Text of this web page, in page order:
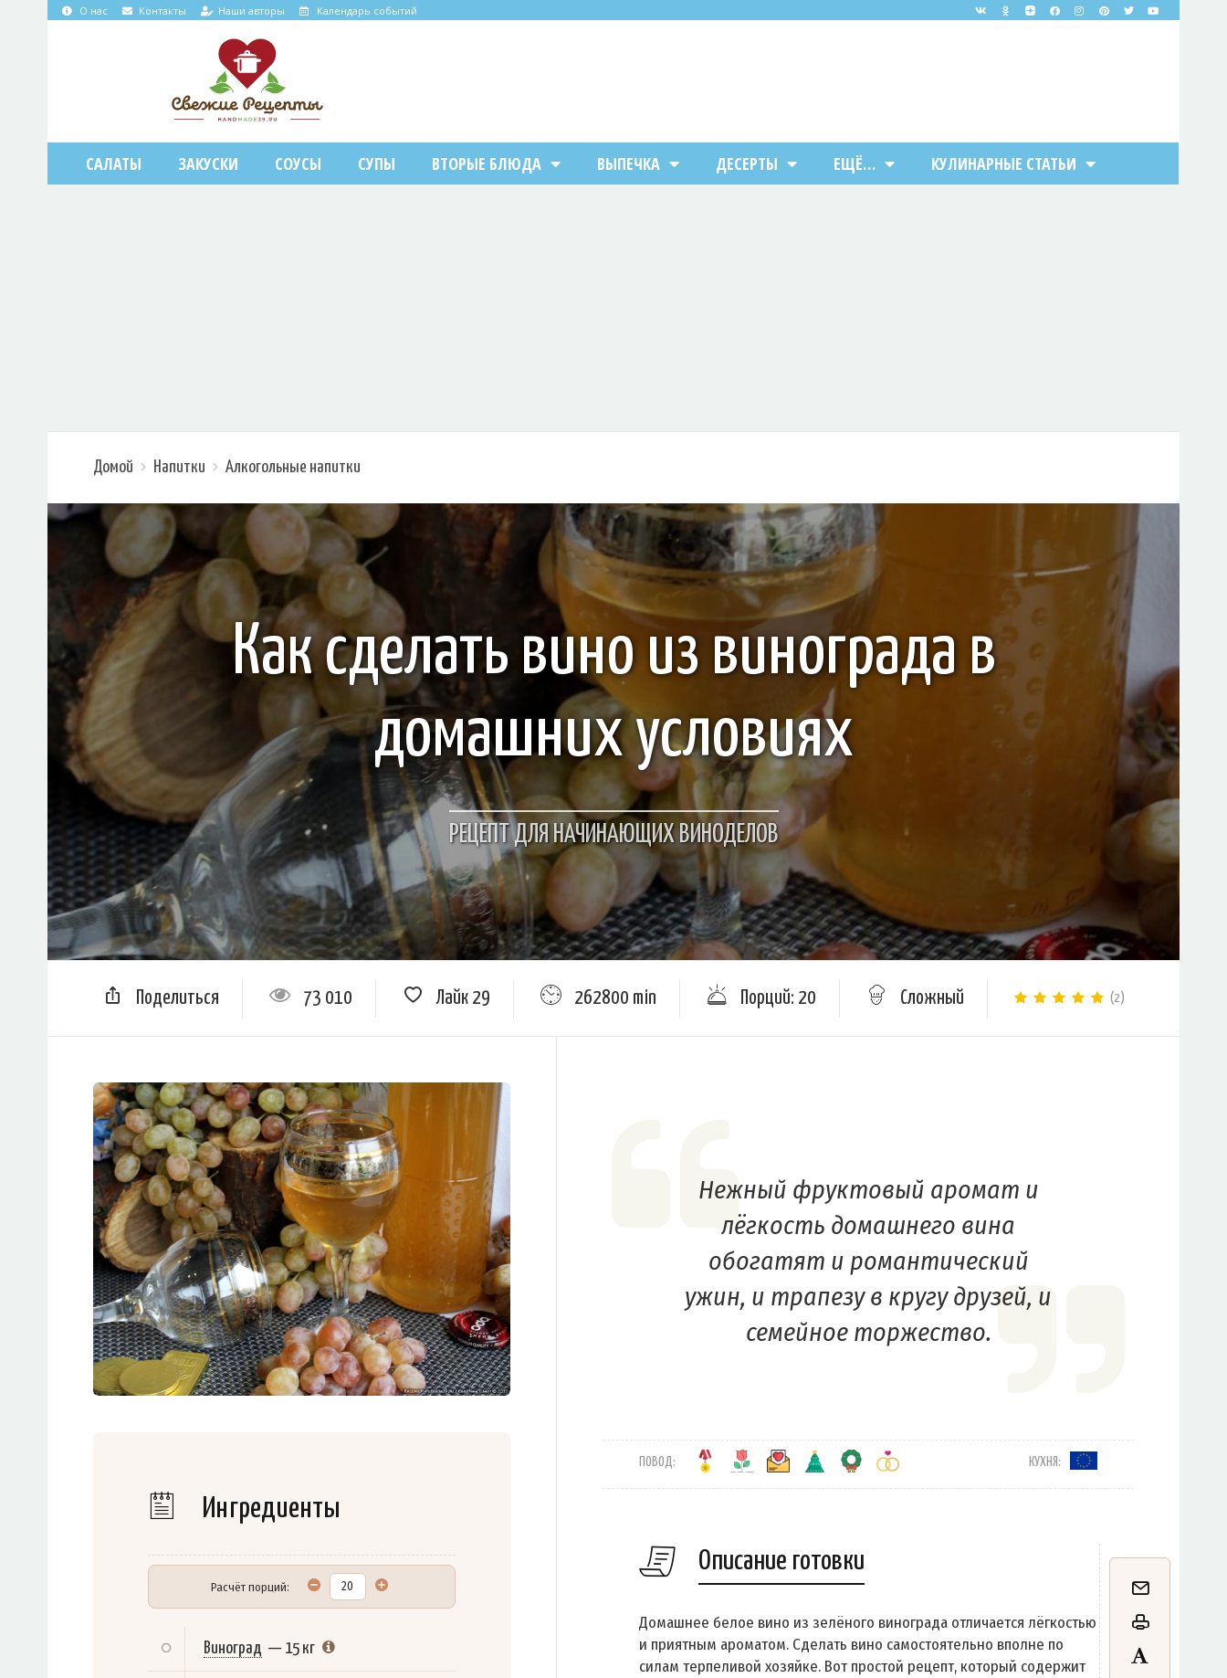
О нас Контакты Наши авторы Календарь событий
САЛАТЫ ЗАКУСКИ СОУСЫ СУПЫ ВТОРЫЕ БЛЮДА ВЫПЕЧКА ДЕСЕРТЫ ЕЩЁ… КУЛИНАРНЫЕ СТАТЬИ
Домой Напитки Алкогольные напитки
Как сделать вино из винограда в
домашних условиях
РЕЦЕПТ ДЛЯ НАЧИНАЮЩИХ ВИНОДЕЛОВ
Поделиться 73 010 Лайк 29 262800 min Порций: 20 Сложный (2)
Ингредиенты
Расчёт порций:
Виноград — 15 кг
Нежный фруктовый аромат и
лёгкость домашнего вина
обогатят и романтический
ужин, и трапезу в кругу друзей, и
семейное торжество.
ПОВОД: КУХНЯ:
Описание готовки
Домашнее белое вино из зелёного винограда отличается лёгкостью
и приятным ароматом. Сделать вино самостоятельно вполне по
силам терпеливой хозяйке. Вот простой рецепт, который содержит